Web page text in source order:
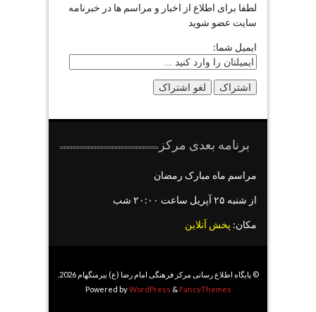
لطفا برای اطلاع از اخبار و مراسم ها در خبرنامه
سایت عضو شوید
ایمیل شما:
برنامه بعدی مرکز
مراسم ماه مبارک رمضان
از شنبه ۲۵ آپریل ساعت ۲۰:۰۰ شب
مکان: پخش آنلاین
Powered byWordPress & FancyThemes